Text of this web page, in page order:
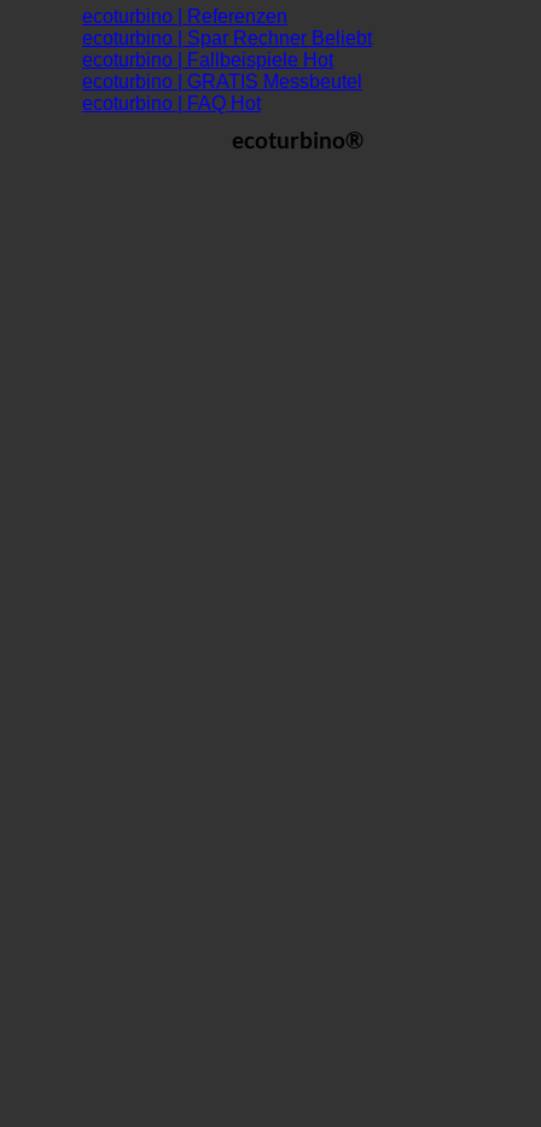
ecoturbino | Referenzen
ecoturbino | Spar Rechner
ecoturbino | Fallbeispiele
ecoturbino | GRATIS Messbeutel
ecoturbino | FAQ
ecoturbino®